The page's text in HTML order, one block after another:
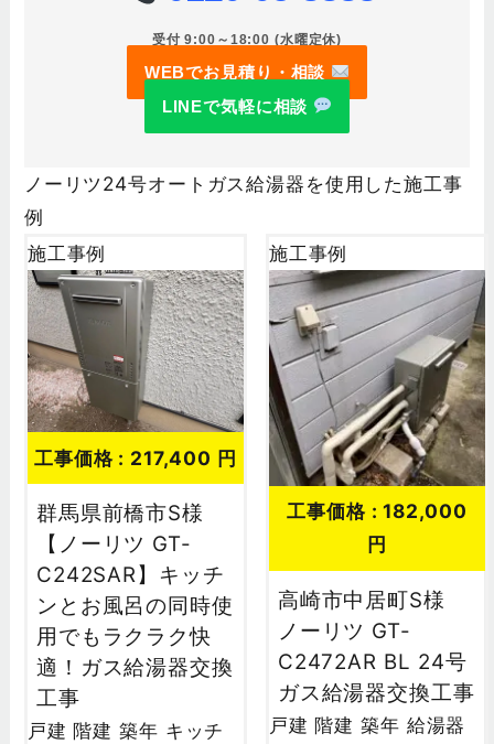
受付 9:00～18:00 (水曜定休)
WEBでお見積り・相談
LINEで気軽に相談
ノーリツ24号オートガス給湯器を使用した施工事
例
施工事例
工事価格 : 217,400 円
群馬県前橋市S様
【ノーリツ GT-
C242SAR】キッチ
ンとお風呂の同時使
用でもラクラク快
適！ガス給湯器交換
工事
戸建 階建 築年 キッチ
施工事例
工事価格 : 182,000
円
高崎市中居町S様
ノーリツ GT-
C2472AR BL 24号
ガス給湯器交換工事
戸建 階建 築年 給湯器